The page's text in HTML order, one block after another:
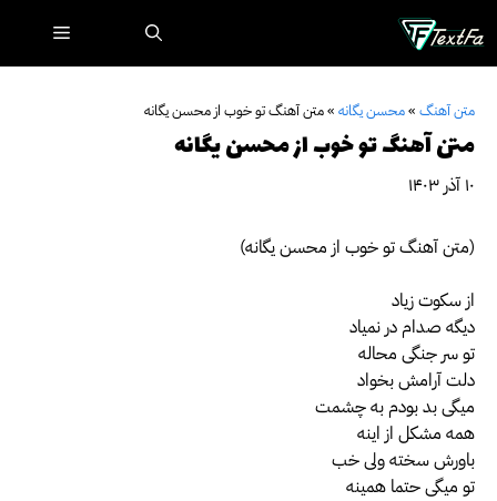
محتوا
فهرست
متن آهنگ »محسن یگانه »متن آهنگ تو خوب از محسن یگانه
متن آهنگ تو خوب از محسن یگانه
۱۰ آذر ۱۴۰۳
(متن آهنگ تو خوب از محسن یگانه)
از سکوت زیاد
دیگه صدام در نمیاد
تو سر جنگی محاله
دلت آرامش بخواد
میگی بد بودم به چشمت
همه مشکل از اینه
باورش سخته ولی خب
تو میگی حتما همینه